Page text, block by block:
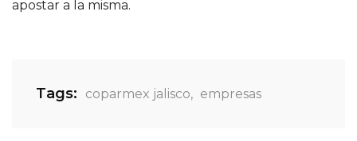
apostar a la misma.
Tags: coparmex jalisco, empresas